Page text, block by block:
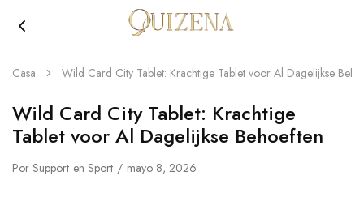
Joyería
Quizena
Casa Wild Card City Tablet: Krachtige Tablet voor Al Dagelijkse
Wild Card City Tablet: Krachtige
Tablet voor Al Dagelijkse Behoeften
Por Support en Sport mayo 8, 2026